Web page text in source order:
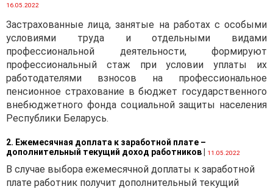
16.05.2022
Застрахованные лица, занятые на работах с особыми
условиями труда и отдельными видами
профессиональной деятельности, формируют
профессиональный стаж при условии уплаты их
работодателями взносов на профессиональное
пенсионное страхование в бюджет государственного
внебюджетного фонда социальной защиты населения
Республики Беларусь.
2. Ежемесячная доплата к заработной плате –
дополнительный текущий доход работников
11.05.2022
В случае выбора ежемесячной доплаты к заработной
плате работник получит дополнительный текущий